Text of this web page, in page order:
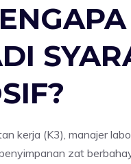
kerja (K3), manajer
zat